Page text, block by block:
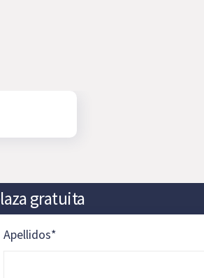
gratuita
Apellidos*